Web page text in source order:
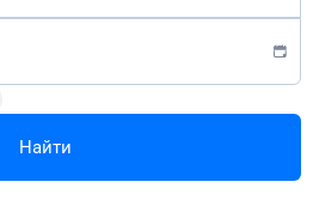
Найти